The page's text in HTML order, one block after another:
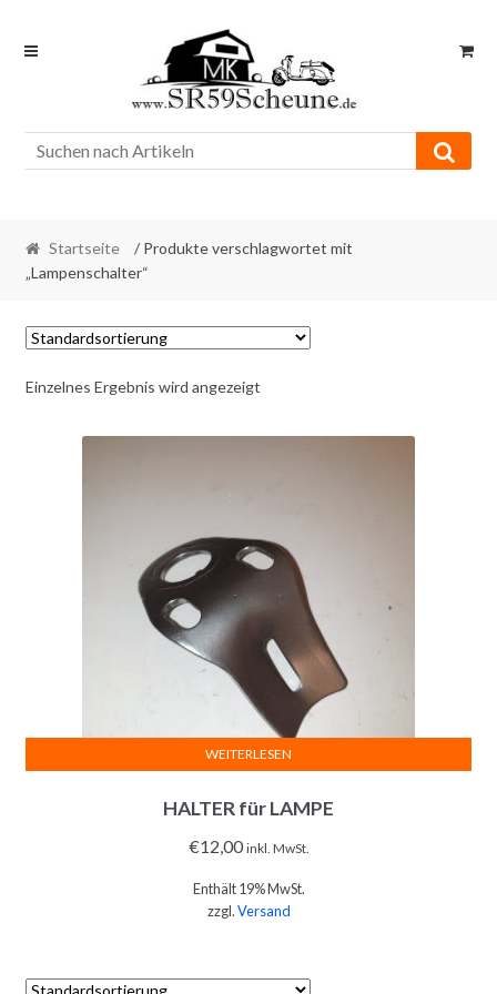
Skip
Skip
Startseite
/ Produkte verschlagwortet mit
„Lampenschalter“
Einzelnes Ergebnis wird angezeigt
HALTER für LAMPE
€12,00 inkl. MwSt.
Enthält 19% MwSt.
zzgl.Versand
WEITERLESEN